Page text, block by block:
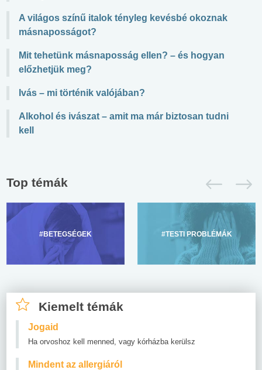
A világos színű italok tényleg kevésbé okoznak
másnaposságot?
Mit tehetünk másnaposság ellen? – és hogyan
előzhetjük meg?
Ivás – mi történik valójában?
Alkohol és ivászat – amit ma már biztosan tudni
kell
Top témák
#BETEGSÉGEK #TESTI PROBLÉMÁK
Kiemelt témák
Jogaid
Ha orvoshoz kell menned, vagy kórházba kerülsz
Mindent az allergiáról